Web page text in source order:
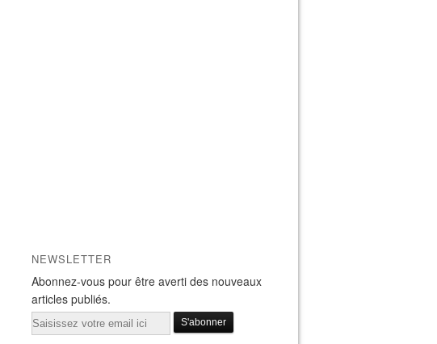
NEWSLETTER
Abonnez-vous pour être averti des nouveaux
articles publiés.
Email